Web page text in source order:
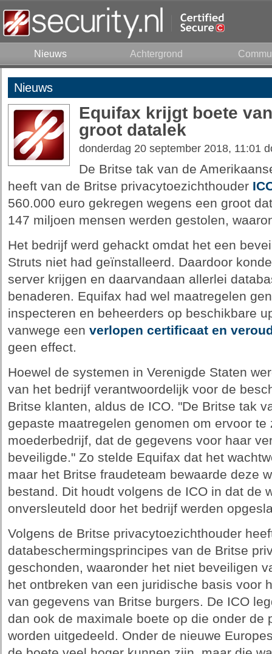
Nieuws Achtergrond
Nieuws
Equifax krijgt boete
groot datalek
donderdag 20 september 2018, 11:01
De Britse tak van de
heeft van de Britse privacytoezichthouder
560.000 euro gekregen wegens een groot
147 miljoen mensen werden gestolen,
Het bedrijf werd gehackt omdat het een
Struts niet had geïnstalleerd. Daardoor
server krijgen en daarvandaan allerlei
benaderen. Equifax had wel maatregelen
inspecteren en beheerders op beschikbare
vanwege een verlopen certificaat en
geen effect.
Hoewel de systemen in Verenigde Staten
van het bedrijf verantwoordelijk voor de
Britse klanten, aldus de ICO. "De Britse tak
gepaste maatregelen genomen om ervoor
moederbedrijf, dat de gegevens voor haar
beveiligde." Zo stelde Equifax dat het
maar het Britse fraudeteam bewaarde deze
bestand. Dit houdt volgens de ICO in dat de
onversleuteld door het bedrijf werden
Volgens de Britse privacytoezichthouder
databeschermingsprincipes van de Britse
geschonden, waaronder het niet beveiligen
het ontbreken van een juridische basis voor
van gegevens van Britse burgers. De ICO
dan ook de maximale boete op die onder de
worden uitgedeeld. Onder de nieuwe